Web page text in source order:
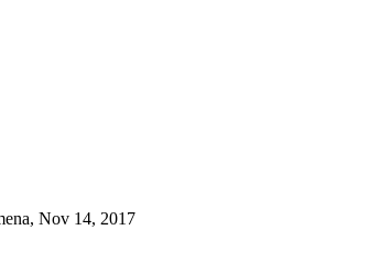
, Nov 14, 2017